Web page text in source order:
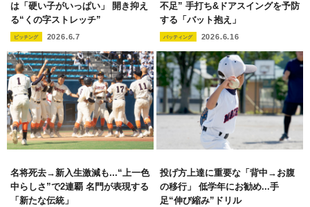
は「硬い子がいっぱい」 開き抑え
る“くの字ストレッチ”
ピッチング 2026.6.7
不足” 手打ち&ドアスイングを予防
する「バット抱え」
バッティング 2026.6.16
名将死去→新入生激減も...“上一色
中らしさ”で2連覇 名門が表現する
「新たな伝統」
投げ方上達に重要な「背中→お腹
の移行」 低学年にお勧め...手
足“伸び縮み”ドリル